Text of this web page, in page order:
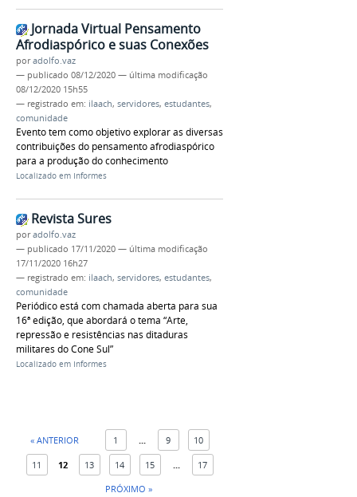
Jornada Virtual Pensamento
Afrodiaspórico e suas Conexões
poradolfo.vaz
— publicado 08/12/2020 — última modificação
08/12/2020 15h55
— registrado em: ilaach, servidores, estudantes,
comunidade
Evento tem como objetivo explorar as diversas
contribuições do pensamento afrodiaspórico
para a produção do conhecimento
Localizado em Informes
Revista Sures
poradolfo.vaz
— publicado 17/11/2020 — última modificação
17/11/2020 16h27
— registrado em: ilaach, servidores, estudantes,
comunidade
Periódico está com chamada aberta para sua
16ª edição, que abordará o tema “Arte,
repressão e resistências nas ditaduras
militares do Cone Sul”
Localizado em Informes
« ANTERIOR 1 9 10
11 12 13 14 15
17
PRÓXIMO »